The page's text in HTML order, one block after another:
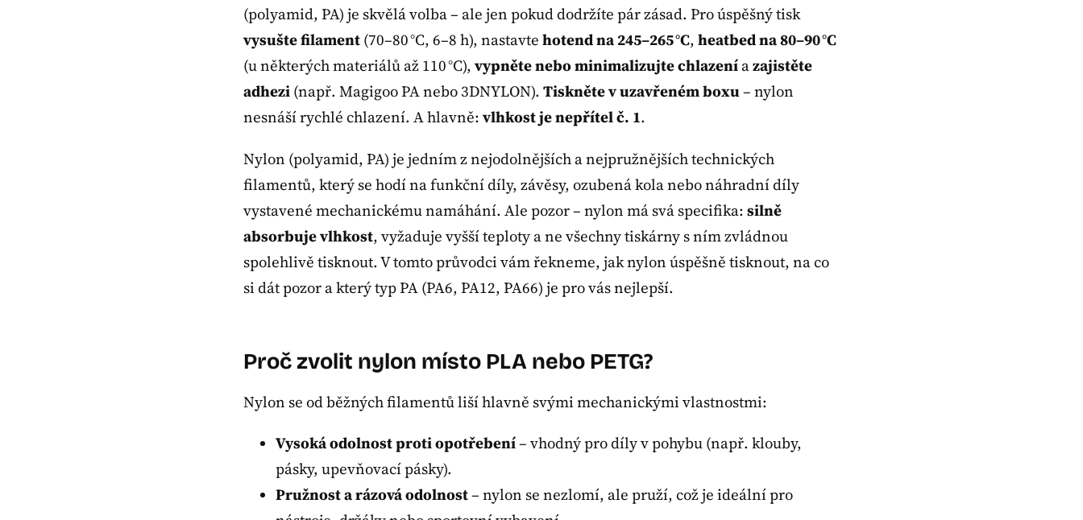
(polyamid, PA) je skvělá volba – ale jen pokud dodržíte pár zásad. Pro úspěšný tisk
vysušte filament (70–80 °C, 6–8 h), nastavte hotend na 245–265 °C, heatbed na 80–90 °C
(u některých materiálů až 110 °C), vypněte nebo minimalizujte chlazení azajistěte
adhezi (např. Magigoo PA nebo 3DNYLON). Tiskněte v uzavřeném boxu– nylon
nesnáší rychlé chlazení. A hlavně: vlhkost je nepřítel č. 1.
Nylon (polyamid, PA) je jedním z nejodolnějších a nejpružnějších technických
filamentů, který se hodí na funkční díly, závěsy, ozubená kola nebo náhradní díly
vystavené mechanickému namáhání. Ale pozor – nylon má svá specifika: silně
absorbuje vlhkost, vyžaduje vyšší teploty a ne všechny tiskárny s ním zvládnou
spolehlivě tisknout. V tomto průvodci vám řekneme, jak nylon úspěšně tisknout, na co
si dát pozor a který typ PA (PA6, PA12, PA66) je pro vás nejlepší.
Proč zvolit nylon místo PLA nebo PETG?
Nylon se od běžných filamentů liší hlavně svými mechanickými vlastnostmi:
Vysoká odolnost proti opotřebení– vhodný pro díly v pohybu (např. klouby,
pásky, upevňovací pásky).
Pružnost a rázová odolnost– nylon se nezlomí, ale pruží, což je ideální pro